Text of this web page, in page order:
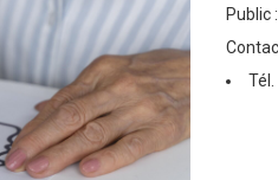
Public :
Tél.